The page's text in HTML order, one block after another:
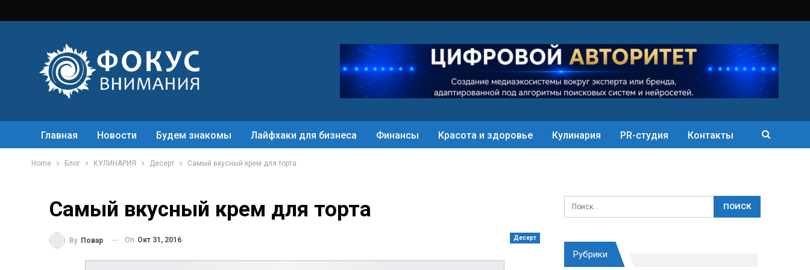
Главная Новости Будем знакомы Лайфхаки для бизнеса Финансы Красота и здоровье Кулинария PR-студия Контакты
Home Блог КУЛИНАРИЯ Десерт Самый вкусный крем для торта
Самый вкусный крем для торта
Десерт
By Повар On Окт 31, 2016
Рубрики